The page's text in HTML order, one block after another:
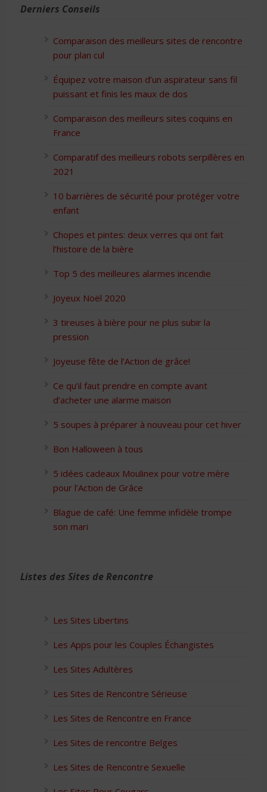
Derniers Conseils
Comparaison des meilleurs sites de rencontre
pour plan cul
Équipez votre maison d’un aspirateur sans fil
puissant et finis les maux de dos
Comparaison des meilleurs sites coquins en
France
Comparatif des meilleurs robots serpillères en
2021
10 barrières de sécurité pour protéger votre
enfant
Chopes et pintes: deux verres qui ont fait
l’histoire de la bière
Top 5 des meilleures alarmes incendie
Joyeux Noël 2020
3 tireuses à bière pour ne plus subir la
pression
Joyeuse fête de l’Action de grâce!
Ce qu’il faut prendre en compte avant
d’acheter une alarme maison
5 soupes à préparer à nouveau pour cet hiver
Bon Halloween à tous
5 idées cadeaux Moulinex pour votre mère
pour l’Action de Grâce
Blague de café: Une femme infidèle trompe
son mari
Listes des Sites de Rencontre
Les Sites Libertins
Les Apps pour les Couples Échangistes
Les Sites Adultères
Les Sites de Rencontre Sérieuse
Les Sites de Rencontre en France
Les Sites de rencontre Belges
Les Sites de Rencontre Sexuelle